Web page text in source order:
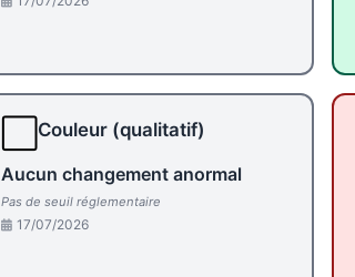
Couleur (qualitatif)
Aucun changement anormal
Pas de seuil réglementaire
17/07/2026